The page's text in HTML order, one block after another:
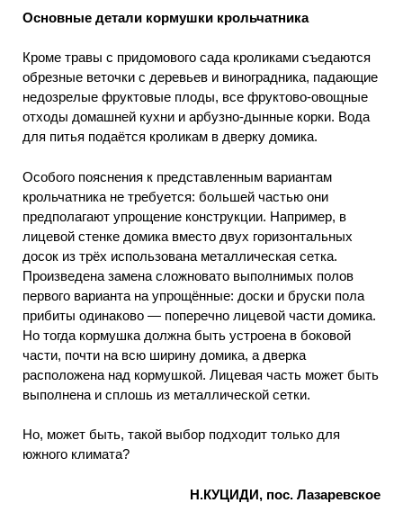
Основные детали кормушки крольчатника
Кроме травы с придомового сада кроликами съедаются
обрезные веточки с деревьев и виноградника, падающие
недозрелые фруктовые плоды, все фруктово-овощные
отходы домашней кухни и арбузно-дынные корки. Вода
для питья подаётся кроликам в дверку домика.
Особого пояснения к представленным вариантам
крольчатника не требуется: большей частью они
предполагают упрощение конструкции. Например, в
лицевой стенке домика вместо двух горизонтальных
досок из трёх использована металлическая сетка.
Произведена замена сложновато выполнимых полов
первого варианта на упрощённые: доски и бруски пола
прибиты одинаково — поперечно лицевой части домика.
Но тогда кормушка должна быть устроена в боковой
части, почти на всю ширину домика, а дверка
расположена над кормушкой. Лицевая часть может быть
выполнена и сплошь из металлической сетки.
Но, может быть, такой выбор подходит только для
южного климата?
Н.КУЦИДИ, пос. Лазаревское